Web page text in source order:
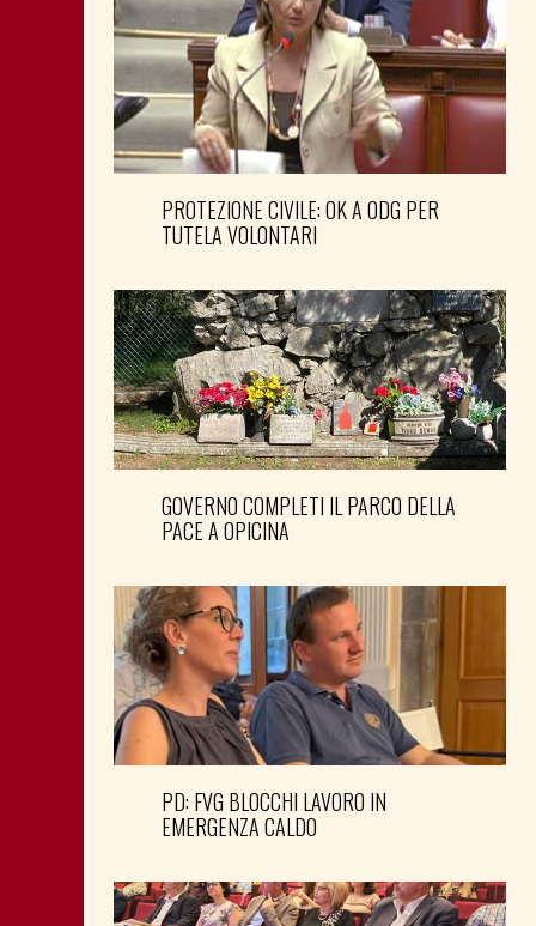
PROTEZIONE CIVILE: OK A ODG PER
TUTELA VOLONTARI
GOVERNO COMPLETI IL PARCO DELLA
PACE A OPICINA
PD: FVG BLOCCHI LAVORO IN
EMERGENZA CALDO